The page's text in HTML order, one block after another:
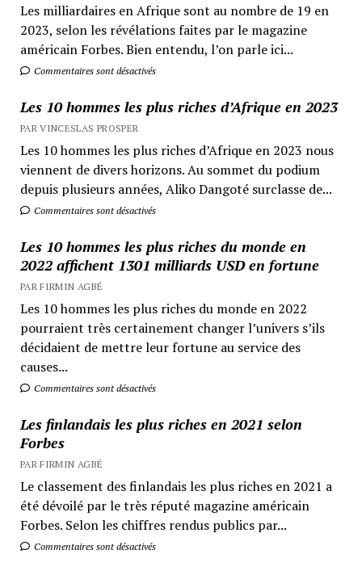
Les milliardaires en Afrique sont au nombre de 19 en
2023, selon les révélations faites par le magazine
américain Forbes. Bien entendu, l’on parle ici...
Commentaires sont désactivés
Les 10 hommes les plus riches d’Afrique en 2023
PAR VINCESLAS PROSPER
Les 10 hommes les plus riches d’Afrique en 2023 nous
viennent de divers horizons. Au sommet du podium
depuis plusieurs années, Aliko Dangoté surclasse de...
Commentaires sont désactivés
Les 10 hommes les plus riches du monde en
2022 affichent 1301 milliards USD en fortune
PAR FIRMIN AGBÉ
Les 10 hommes les plus riches du monde en 2022
pourraient très certainement changer l’univers s’ils
décidaient de mettre leur fortune au service des
causes...
Commentaires sont désactivés
Les finlandais les plus riches en 2021 selon
Forbes
PAR FIRMIN AGBÉ
Le classement des finlandais les plus riches en 2021 a
été dévoilé par le très réputé magazine américain
Forbes. Selon les chiffres rendus publics par...
Commentaires sont désactivés